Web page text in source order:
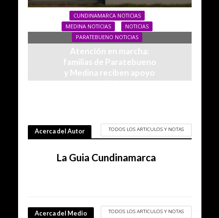
CUNDINAMARCA NOTICIAS
MEDINA NOTICIAS
NOTICIAS
PARATEBUENO NOTICIAS
Atención en marcha:
familias de Paratebueno
y Medina reciben apoyo
tras el sismo
Acerca del Autor TODOS LOS ARTICULOS Y NOTAS
La Guia Cundinamarca
Acerca del Medio TODOS LOS ARTICULOS Y NOTAS